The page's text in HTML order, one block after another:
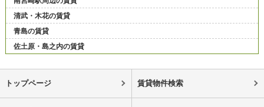
清武・木花の賃貸
青島の賃貸
佐土原・島之内の賃貸
トップページ 賃貸物件検索